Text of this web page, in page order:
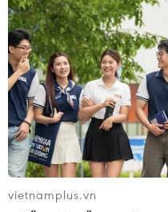
vietnamplus.vn